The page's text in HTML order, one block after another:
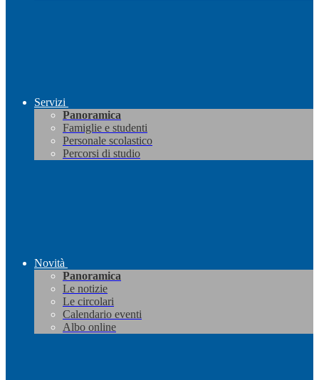
Servizi
Panoramica
Famiglie e studenti
Personale scolastico
Percorsi di studio
Novità
Panoramica
Le notizie
Le circolari
Calendario eventi
Albo online